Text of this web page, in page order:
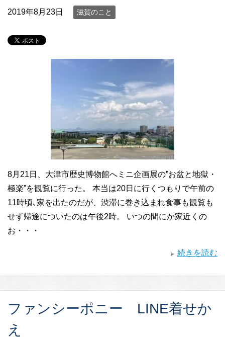
2019年8月23日 滋賀のこと
8月21日、大津市歴史博物館へミニ企画展の”お盆と地獄・
極楽”を観覧に行った。 本当は20日に行くつもりで午前の
11時頃､家を出たのだが、渋滞に巻き込まれ食事も観覧も
せず帰途についたのは午後2時。 いつの間にか家近くの
お・・・
続きを読む
ファンシーポニー LINE着せか
え